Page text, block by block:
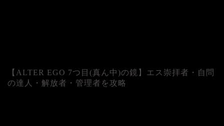
【ALTER EGO 7つ目(真ん中)の鏡】エス崇拝者・自問
の達人・解放者・管理者を攻略